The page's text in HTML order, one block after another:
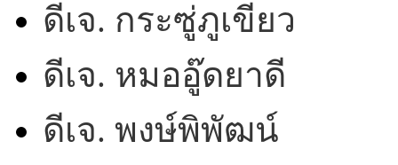
ดีเจ. กระซู่ภูเขียว
ดีเจ. หมออู๊ดยาดี
ดีเจ. พงษ์พิพัฒน์